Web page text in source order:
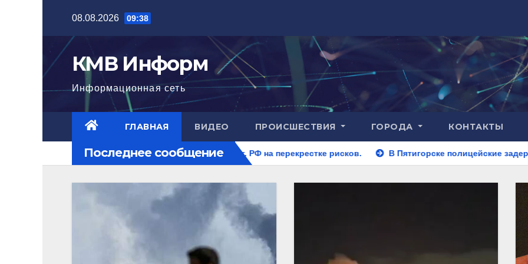
содержимому
08.08.2026 09:38
КМВ Информ
Информационная сеть
ГЛАВНАЯ ВИДЕО ПРОИСШЕСТВИЯ ГОРОДА КОНТАКТЫ
Последнее сообщение
Ближний Восток горит. РФ на перекрестке рисков. В Пятигорске полицейские задержали закладчика,